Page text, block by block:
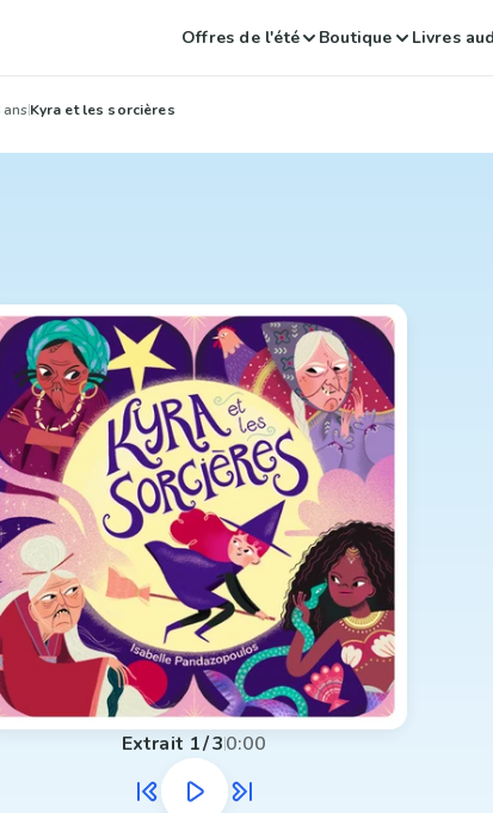
Offres de l'été Boutique Livres
Kyra et les sorcières
Extrait 1/30:00